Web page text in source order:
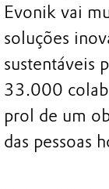
Evonik vai
soluções
sustentáveis
33.000
prol de um
das pessoas